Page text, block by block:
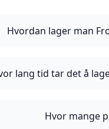
Hvordan lager man
lang tid tar det å
Hvor mange